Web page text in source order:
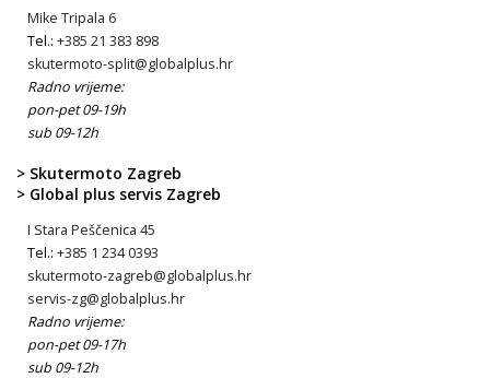
Mike Tripala 6
Tel.: +385 21 383 898
skutermoto-split@globalplus.hr
Radno vrijeme:
pon-pet 09-19h
sub 09-12h
> Skutermoto Zagreb
> Global plus servis Zagreb
I Stara Peščenica 45
Tel.: +385 1 234 0393
skutermoto-zagreb@globalplus.hr
servis-zg@globalplus.hr
Radno vrijeme:
pon-pet 09-17h
sub 09-12h